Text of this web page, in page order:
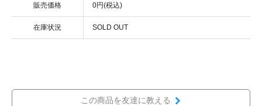
販売価格 0円(税込)
在庫状況 SOLD OUT
この商品を友達に教える